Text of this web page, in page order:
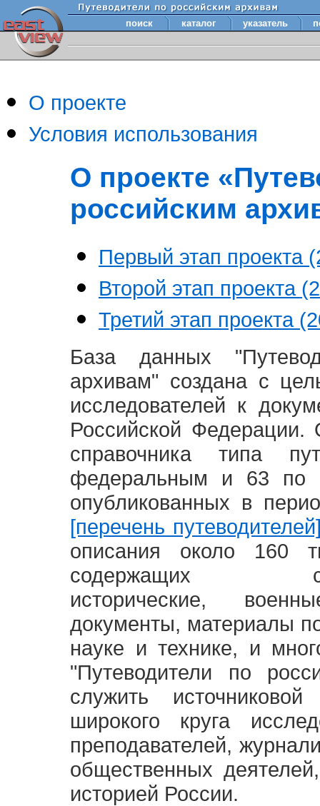
поиск каталог указатель
О проекте
Условия использования
О проекте
российским
Первый этап проекта
Второй этап проекта
Третий этап проекта
База данных
архивам" создана с
исследователей к
Российской
справочника типа
федеральным и 63 по
опубликованных в
[перечень
описания около 160
содержащих
исторические,
документы, материалы
науке и технике, и
"Путеводители по
служить
широкого круга
преподавателей,
общественных
историей России.